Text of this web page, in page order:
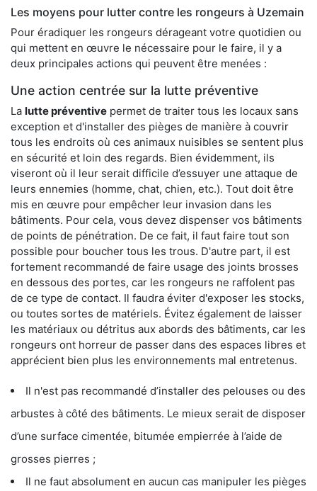
Les moyens pour lutter contre les rongeurs à Uzemain
Pour éradiquer les rongeurs dérageant votre quotidien ou
qui mettent en œuvre le nécessaire pour le faire, il y a
deux principales actions qui peuvent être menées :
Une action centrée sur la lutte préventive
La lutte préventive permet de traiter tous les locaux sans
exception et d'installer des pièges de manière à couvrir
tous les endroits où ces animaux nuisibles se sentent plus
en sécurité et loin des regards. Bien évidemment, ils
viseront où il leur serait difficile d’essuyer une attaque de
leurs ennemies (homme, chat, chien, etc.). Tout doit être
mis en œuvre pour empêcher leur invasion dans les
bâtiments. Pour cela, vous devez dispenser vos bâtiments
de points de pénétration. De ce fait, il faut faire tout son
possible pour boucher tous les trous. D'autre part, il est
fortement recommandé de faire usage des joints brosses
en dessous des portes, car les rongeurs ne raffolent pas
de ce type de contact. Il faudra éviter d'exposer les stocks,
ou toutes sortes de matériels. Évitez également de laisser
les matériaux ou détritus aux abords des bâtiments, car les
rongeurs ont horreur de passer dans des espaces libres et
apprécient bien plus les environnements mal entretenus.
Il n'est pas recommandé d’installer des pelouses ou des
arbustes à côté des bâtiments. Le mieux serait de disposer
d’une surface cimentée, bitumée empierrée à l’aide de
grosses pierres ;
Il ne faut absolument en aucun cas manipuler les pièges